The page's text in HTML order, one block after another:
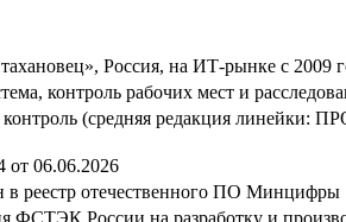
Россия, на ИТ-рынке с 2009
контроль рабочих мест и
(средняя редакция линейки:
от 06.06.2026
в реестр отечественного ПО Минцифры